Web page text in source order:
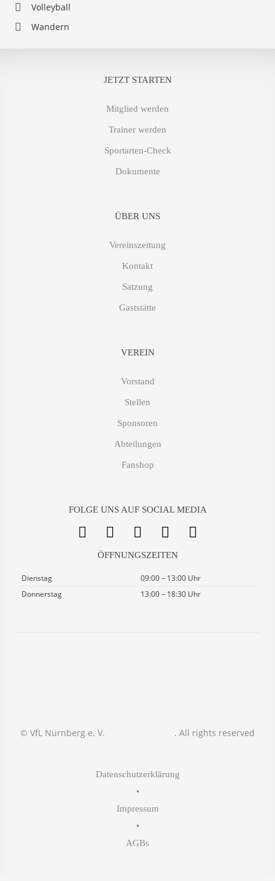
Volleyball
Wandern
JETZT STARTEN
Mitglied werden
Trainer werden
Sportarten-Check
Dokumente
ÜBER UNS
Vereinszeitung
Kontakt
Satzung
Gaststätte
VEREIN
Vorstand
Stellen
Sponsoren
Abteilungen
Fanshop
FOLGE UNS AUF SOCIAL MEDIA
ÖFFNUNGSZEITEN
Dienstag
09:00 – 13:00 Uhr
Donnerstag
13:00 – 18:30 Uhr
© VfL Nürnberg e. V. . All rights reserved
Datenschutzerklärung
•
Impressum
•
AGBs